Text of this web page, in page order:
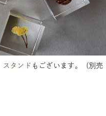
スタンド もございます。（別売